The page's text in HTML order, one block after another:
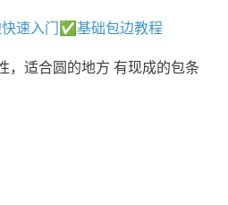
速入门✅基础包边教程
，适合圆的地方 有现成的包条